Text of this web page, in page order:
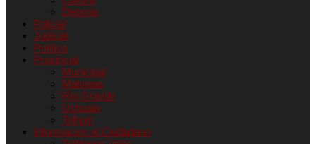
Deporte
Policial
Judicial
Política
Provincial
Municipal
Malvinas
Río Grande
Ushuaia
Tolhuin
Informacion al Ciudadano